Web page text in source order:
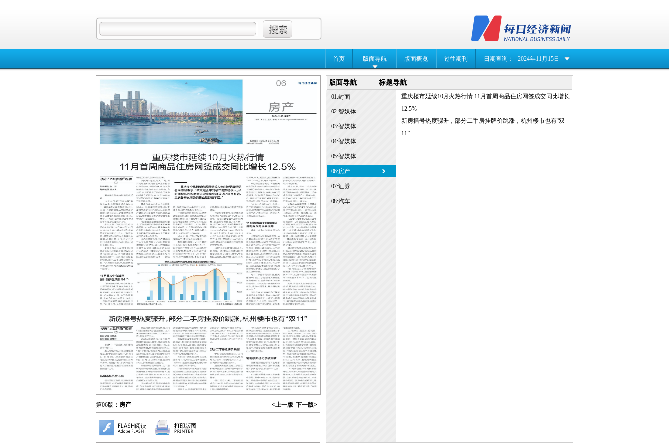
首页 版面导航 版面概览 过往期刊 日期查询： 2024年11月15日
第06版 ：房产 下一版>
<上一版
版面导航 标题导航
01:封面
02:智媒体
03:智媒体
04:智媒体
05:智媒体
06:房产
07:证券
08:汽车
重庆楼市延续10月火热行情 11月首周商品住房网签成交同比增长
12.5%
新房摇号热度骤升，部分二手房挂牌价跳涨，杭州楼市也有“双
11”